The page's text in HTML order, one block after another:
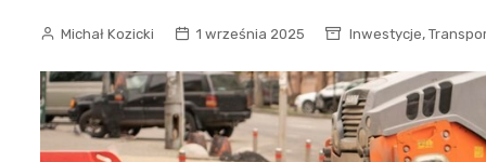
Michał Kozicki 1 września 2025 Inwestycje,